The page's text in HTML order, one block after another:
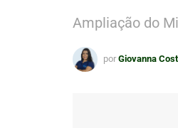
Ampliação do
por Giovanna